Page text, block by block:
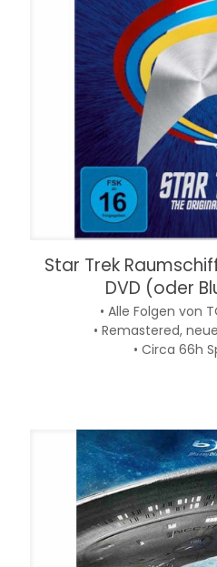
Star Trek
DVD (oder
• Alle Folgen von
• Remastered,
• Circa 66h